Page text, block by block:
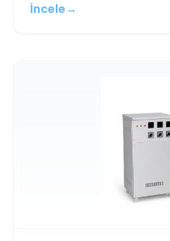
İncele →